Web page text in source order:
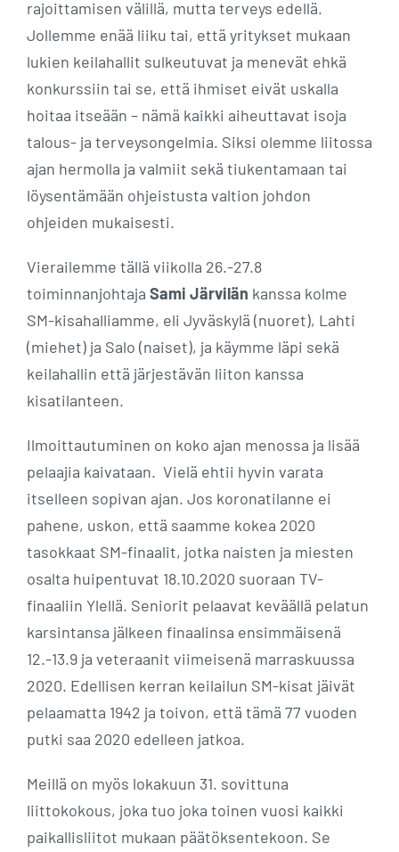
rajoittamisen välillä, mutta terveys edellä.
Jollemme enää liiku tai, että yritykset mukaan
lukien keilahallit sulkeutuvat ja menevät ehkä
konkurssiin tai se, että ihmiset eivät uskalla
hoitaa itseään – nämä kaikki aiheuttavat isoja
talous- ja terveysongelmia. Siksi olemme liitossa
ajan hermolla ja valmiit sekä tiukentamaan tai
löysentämään ohjeistusta valtion johdon
ohjeiden mukaisesti.
Vierailemme tällä viikolla 26.-27.8
toiminnanjohtaja Sami Järvilän kanssa kolme
SM-kisahalliamme, eli Jyväskylä (nuoret), Lahti
(miehet) ja Salo (naiset), ja käymme läpi sekä
keilahallin että järjestävän liiton kanssa
kisatilanteen.
Ilmoittautuminen on koko ajan menossa ja lisää
pelaajia kaivataan. Vielä ehtii hyvin varata
itselleen sopivan ajan. Jos koronatilanne ei
pahene, uskon, että saamme kokea 2020
tasokkaat SM-finaalit, jotka naisten ja miesten
osalta huipentuvat 18.10.2020 suoraan TV-
finaaliin Ylellä. Seniorit pelaavat keväällä pelatun
karsintansa jälkeen finaalinsa ensimmäisenä
12.-13.9 ja veteraanit viimeisenä marraskuussa
2020. Edellisen kerran keilailun SM-kisat jäivät
pelaamatta 1942 ja toivon, että tämä 77 vuoden
putki saa 2020 edelleen jatkoa.
Meillä on myös lokakuun 31. sovittuna
liittokokous, joka tuo joka toinen vuosi kaikki
paikallisliitot mukaan päätöksentekoon. Se